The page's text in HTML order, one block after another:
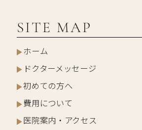
SITE MAP
ホーム
ドクターメッセージ
初めての方へ
費用について
医院案内・アクセス